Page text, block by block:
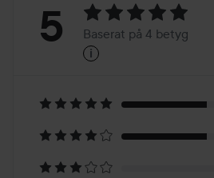
Betyg:
Baserat
på
4
5 Baserat på 4 betyg
i